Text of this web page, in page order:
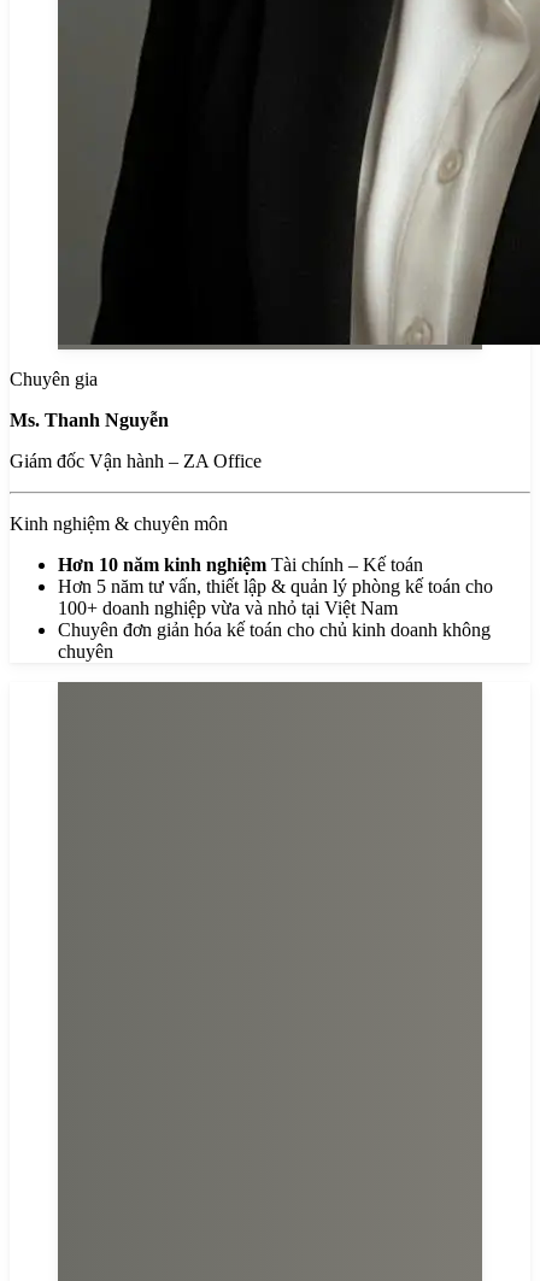
Chuyên gia
Ms. Thanh Nguyễn
Giám đốc Vận hành – ZA Office
Kinh nghiệm & chuyên môn
Hơn 10 năm kinh nghiệm Tài chính – Kế toán
Hơn 5 năm tư vấn, thiết lập & quản lý phòng kế toán cho
100+ doanh nghiệp vừa và nhỏ tại Việt Nam
Chuyên đơn giản hóa kế toán cho chủ kinh doanh không
chuyên